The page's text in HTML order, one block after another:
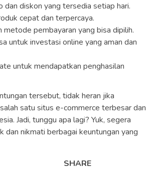
dan diskon yang tersedia setiap hari.
cepat dan terpercaya.
metode pembayaran yang bisa dipilih.
untuk investasi online yang aman dan
untuk mendapatkan penghasilan
tersebut, tidak heran jika
satu situs e-commerce terbesar dan
Jadi, tunggu apa lagi? Yuk, segera
dan nikmati berbagai keuntungan yang
SHARE